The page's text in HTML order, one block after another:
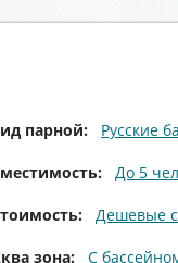
парной: Русские
До 5
Дешевые
зона: С